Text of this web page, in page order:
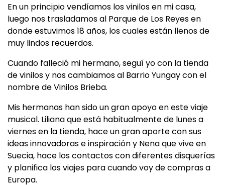
En un principio vendíamos los vinilos en mi casa,
luego nos trasladamos al Parque de Los Reyes en
donde estuvimos 18 años, los cuales están llenos de
muy lindos recuerdos.
Cuando falleció mi hermano, seguí yo con la tienda
de vinilos y nos cambiamos al Barrio Yungay con el
nombre de Vinilos Brieba.
Mis hermanas han sido un gran apoyo en este viaje
musical. Liliana que está habitualmente de lunes a
viernes en la tienda, hace un gran aporte con sus
ideas innovadoras e inspiración y Nena que vive en
Suecia, hace los contactos con diferentes disquerías
y planifica los viajes para cuando voy de compras a
Europa.